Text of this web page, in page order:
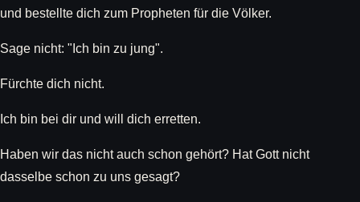
und bestellte dich zum Propheten für die Völker.
Sage nicht: "Ich bin zu jung".
Fürchte dich nicht.
Ich bin bei dir und will dich erretten.
Haben wir das nicht auch schon gehört? Hat Gott nicht
dasselbe schon zu uns gesagt?